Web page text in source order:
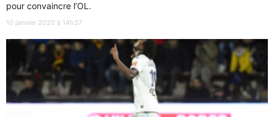
pour convaincre l’OL.
10 janvier 2020 à 14h37